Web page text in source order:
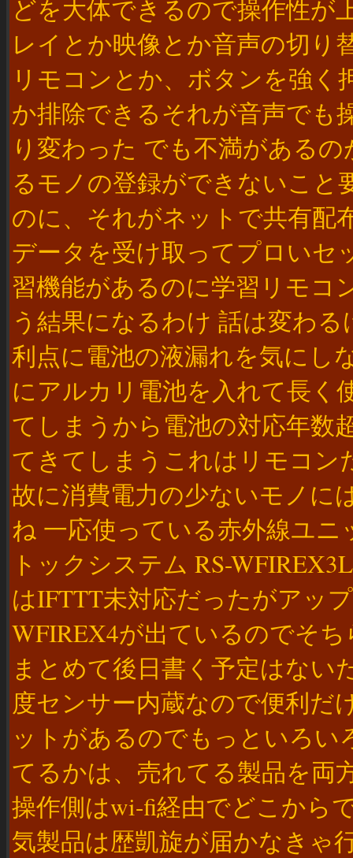
どを大体できるので操作性が
レイとか映像とか音声の切り
リモコンとか、ボタンを強
か排除できるそれが音声でも
り変わった でも不満がある
るモノの登録ができないこ
のに、それがネットで共有配
データを受け取ってプロいセ
習機能があるのに学習リモコ
う結果になるわけ 話は変わ
利点に電池の液漏れを気にし
にアルカリ電池を入れて長く
てしまうから電池の対応年数
てきてしまうこれはリモコン
故に消費電力の少ないモノに
ね 一応使っている赤外線ユ
トックシステム RS-
はIFTTT未対応だったがアッ
WFIREX4が出ているのでそ
まとめて後日書く予定はない
度センサー内蔵なので便利だ
ットがあるのでもっといろ
てるかは、売れてる製品を両
操作側はwi-fi経由でどこから
気製品は歴凱旋が届かなきゃ